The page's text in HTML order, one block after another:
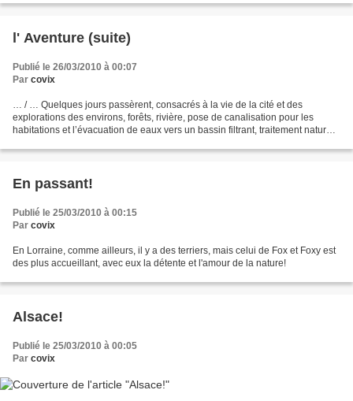
l' Aventure (suite)
Publié le 26/03/2010 à 00:07
Par covix
… / … Quelques jours passèrent, consacrés à la vie de la cité et des
explorations des environs, forêts, rivière, pose de canalisation pour les
habitations et l’évacuation de eaux vers un bassin filtrant, traitement naturel
En passant!
Publié le 25/03/2010 à 00:15
Par covix
En Lorraine, comme ailleurs, il y a des terriers, mais celui de Fox et Foxy est
des plus accueillant, avec eux la détente et l'amour de la nature!
Alsace!
Publié le 25/03/2010 à 00:05
Par covix